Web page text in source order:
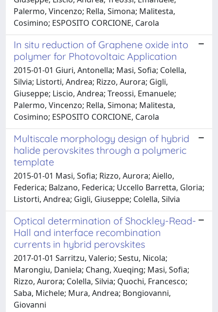
Palermo, Vincenzo; Rella, Simona; Malitesta,
Cosimino; ESPOSITO CORCIONE, Carola
In situ reduction of Graphene oxide into
polymer for Photovoltaic Application
2015-01-01 Giuri, Antonella; Masi, Sofia; Colella,
Silvia; Listorti, Andrea; Rizzo, Aurora; Gigli,
Giuseppe; Liscio, Andrea; Treossi, Emanuele;
Palermo, Vincenzo; Rella, Simona; Malitesta,
Cosimino; ESPOSITO CORCIONE, Carola
Multiscale morphology design of hybrid
halide perovskites through a polymeric
template
2015-01-01 Masi, Sofia; Rizzo, Aurora; Aiello,
Federica; Balzano, Federica; Uccello Barretta, Gloria;
Listorti, Andrea; Gigli, Giuseppe; Colella, Silvia
Optical determination of Shockley-Read-
Hall and interface recombination
currents in hybrid perovskites
2017-01-01 Sarritzu, Valerio; Sestu, Nicola;
Marongiu, Daniela; Chang, Xueqing; Masi, Sofia;
Rizzo, Aurora; Colella, Silvia; Quochi, Francesco;
Saba, Michele; Mura, Andrea; Bongiovanni,
Giovanni